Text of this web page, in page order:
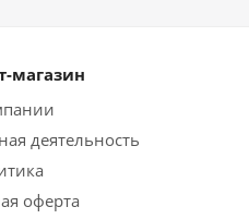
магазин
деятельность
оферта